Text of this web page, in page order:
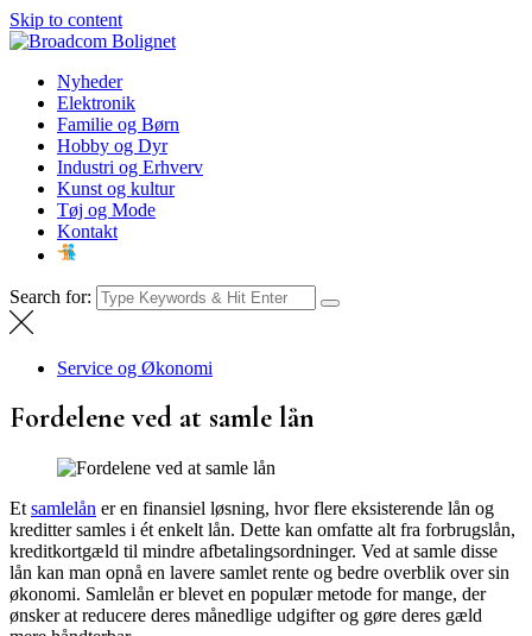
Skip to content
Broadcom Bolignet
NyhederNyheder
Elektronik
Familie og Børn
Hobby og Dyr
Industri og Erhverv
Kunst og kultur
Tøj og Mode
Kontakt
Search for:
Service og Økonomi
Fordelene ved at samle lån
Et samlelån er en finansiel løsning, hvor flere eksisterende lån og
kreditter samles i ét enkelt lån. Dette kan omfatte alt fra forbrugslån,
kreditkortgæld til mindre afbetalingsordninger. Ved at samle disse
lån kan man opnå en lavere samlet rente og bedre overblik over sin
økonomi. Samlelån er blevet en populær metode for mange, der
ønsker at reducere deres månedlige udgifter og gøre deres gæld